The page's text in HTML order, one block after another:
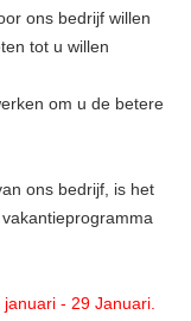
ons bedrijf willen
tot u willen
om u de betere
ons bedrijf, is het
- 29 Januari.